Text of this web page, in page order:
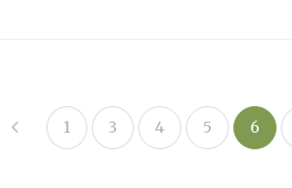
1 3 4 5 6